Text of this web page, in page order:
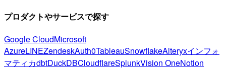
プロダクトやサービスで探す
Google CloudMicrosoft
AzureLINEZendeskAuth0TableauSnowflakeAlteryxインフォ
マティカdbtDuckDBCloudflareSplunkVision OneNotion